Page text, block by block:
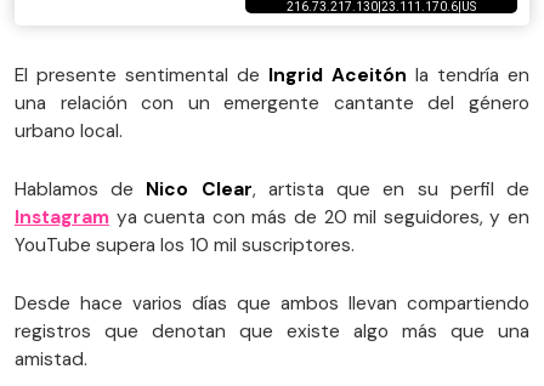
El presente sentimental de Ingrid Aceitón la tendría en
una relación con un emergente cantante del género
urbano local.
Hablamos de Nico Clear, artista que en su perfil de
Instagram ya cuenta con más de 20 mil seguidores, y en
YouTube supera los 10 mil suscriptores.
Desde hace varios días que ambos llevan compartiendo
registros que denotan que existe algo más que una
amistad.